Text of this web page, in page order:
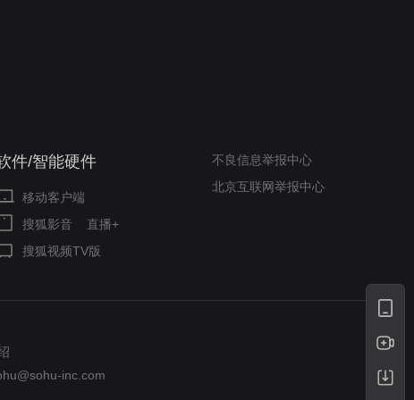
件/智能硬件
移动客户端
搜狐影音
直播+
搜狐视频TV版
不良信息举报中心
北京互联网举报中心
inc.com